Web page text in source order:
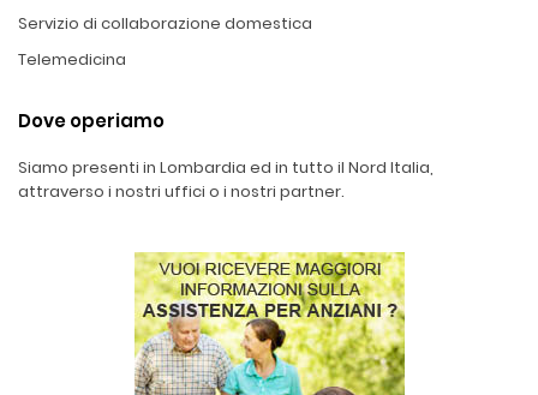
Servizio di collaborazione domestica
Telemedicina
Dove operiamo
Siamo presenti in Lombardia ed in tutto il Nord Italia,
attraverso i nostri uffici o i nostri partner.